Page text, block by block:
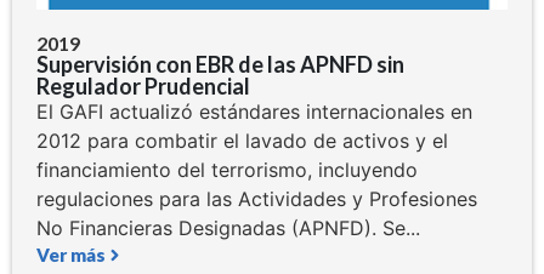
2019
Supervisión con EBR de las APNFD sin
Regulador Prudencial
El GAFI actualizó estándares internacionales en
2012 para combatir el lavado de activos y el
financiamiento del terrorismo, incluyendo
regulaciones para las Actividades y Profesiones
No Financieras Designadas (APNFD). Se...
Ver más